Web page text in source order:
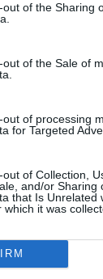
out of the Sharing
out of the Sale of
out of processing
for Targeted
of Collection,
and/or Sharing
that Is Unrelated
it was
működnek a
LG,